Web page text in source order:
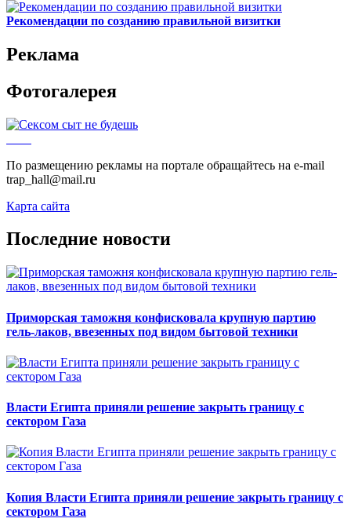
Рекомендации по созданию правильной визитки
Реклама
Фотогалерея
По размещению рекламы на портале обращайтесь на e-mail
trap_hall@mail.ru
Карта сайта
Последние новости
Приморская таможня конфисковала крупную партию
гель-лаков, ввезенных под видом бытовой техники
Власти Египта приняли решение закрыть границу с
сектором Газа
Копия Власти Египта приняли решение закрыть границу с
сектором Газа